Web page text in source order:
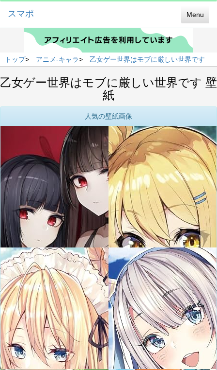
Menu
スマポ
トップ> アニメ-キャラ> 乙女ゲー世界はモブに厳しい世界です
乙女ゲー世界はモブに厳しい世界です 壁
紙
人気の壁紙画像